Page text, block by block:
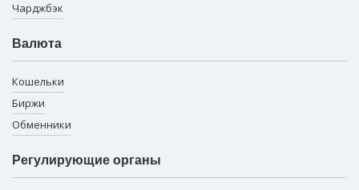
Чарджбэк
Валюта
Кошельки
Биржи
Обменники
Регулирующие органы